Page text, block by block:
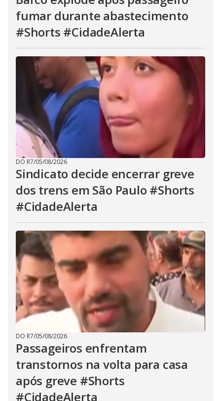
fumar durante abastecimento
#Shorts #CidadeAlerta
DO R7/05/08/2026
Sindicato decide encerrar greve
dos trens em São Paulo #Shorts
#CidadeAlerta
DO R7/05/08/2026
Passageiros enfrentam
transtornos na volta para casa
após greve #Shorts
#CidadeAlerta